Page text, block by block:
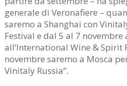
generale di Veronafiere –
saremo a Shanghai con
Festival e dal 5 al 7 novembre
all’International Wine & Spirit
novembre saremo a Mosca
Vinitaly Russia”.